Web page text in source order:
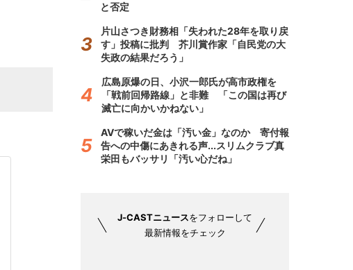
と否定
片山さつき財務相「失われた28年を取り戻
す」投稿に批判 芥川賞作家「自民党の大
失政の結果だろう」
広島原爆の日、小沢一郎氏が高市政権を
「戦前回帰路線」と非難 「この国は再び
滅亡に向かいかねない」
AVで稼いだ金は「汚い金」なのか 寄付報
告への中傷にあきれる声...スリムクラブ真
栄田もバッサリ「汚い心だね」
J-CASTニュースをフォローして
最新情報をチェック